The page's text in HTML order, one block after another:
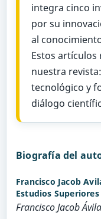
integra cinco
por su
al
Estos
nuestra
tecnológico y
diálogo
Biografía del
Francisco Jacob
Estudios
Francisco Jacob